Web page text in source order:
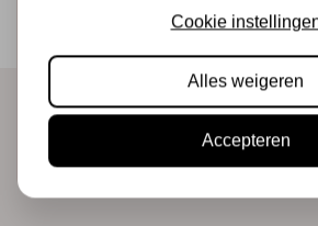
Ontvang als eerste onze actie en
Cookie
Alles weigeren
Accepteren